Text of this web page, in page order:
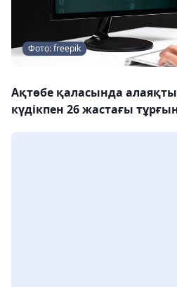
Фото: freepik
Ақтөбе қаласында
күдікпен 26 жастағы